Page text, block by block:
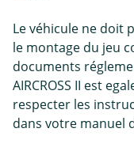
Le véhicule ne doit
le montage du jeu
documents
AIRCROSS II est
respecter les
dans votre manuel